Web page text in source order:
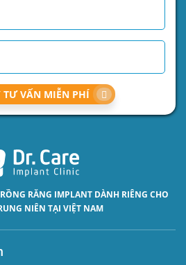
TƯ VẤN MIỄN PHÍ
RĂNG IMPLANT DÀNH RIÊNG CHO
NIÊN TẠI VIỆT NAM